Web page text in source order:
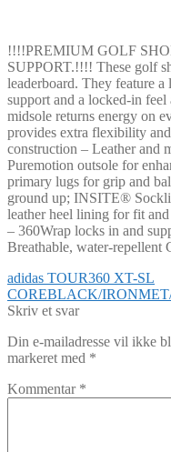
!!!!PREMIUM GOLF
SUPPORT.!!!! These golf
leaderboard. They feature
support and a locked-in
midsole returns energy on
provides extra flexibility
construction – Leather and
Puremotion outsole for
primary lugs for grip and
ground up; INSITE®
leather heel lining for fit
– 360Wrap locks in and
Breathable, water-repellent
Indlægsnavigation
Forrige
indlæg:
adidas TOUR360 XT-SL
COREBLACK/
Skriv et svar
Din e-mailadresse vil ikke
markeret med *
Kommentar *